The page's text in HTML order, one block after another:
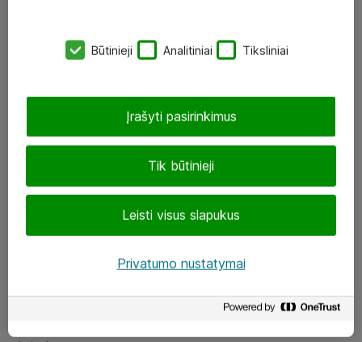
eShop@atea.lt
LinkedIn
Būtinieji Analitiniai Tiksliniai
Tik būtinieji
Leisti visus slapukus
Įrašyti pasirinkimus
Privatumo nustatymai